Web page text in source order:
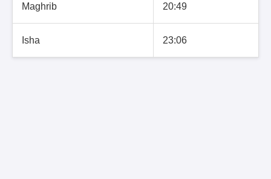
Maghrib 20:49
Isha 23:06